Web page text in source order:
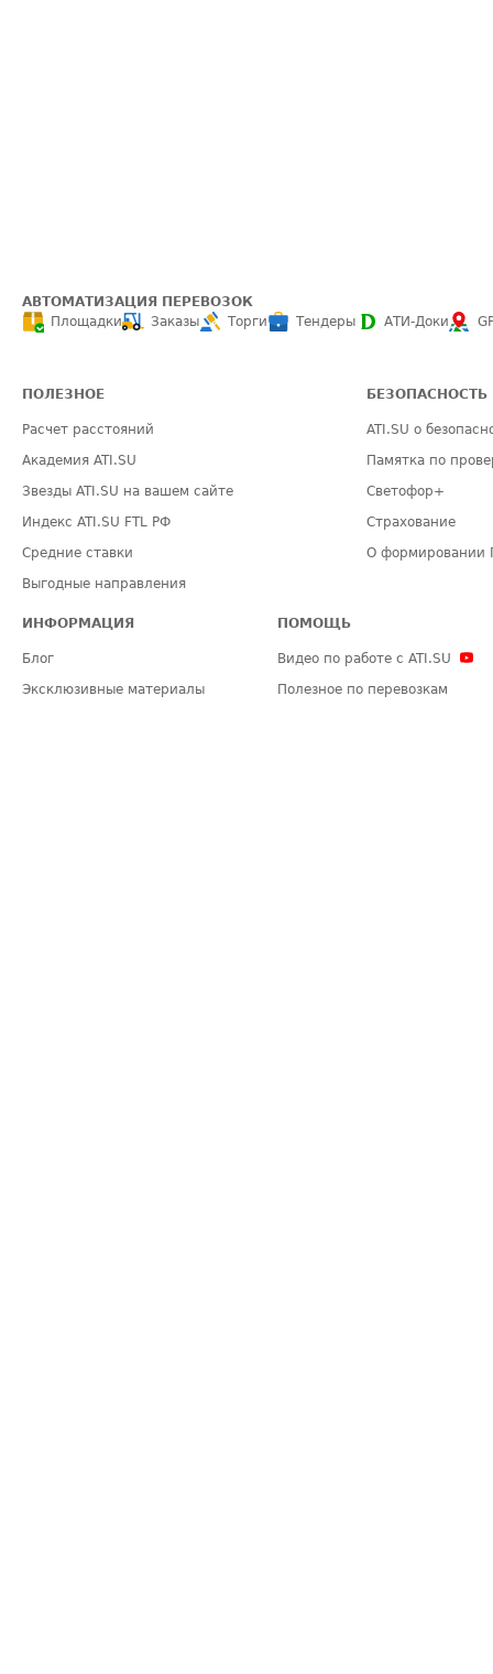
АВТОМАТИЗАЦИЯ ПЕРЕВОЗОК
Площадки
Заказы Торги Тендеры АТИ-Доки
ПОЛЕЗНОЕ
Расчет расстояний
Академия ATI.SU
Звезды ATI.SU на вашем сайте
Индекс ATI.SU FTL РФ
Средние ставки
Выгодные направления
БЕЗОПАСНОСТЬ
ATI.SU о
Памятка по
Светофор+
Страхование
О формировании
ИНФОРМАЦИЯ
Блог
Эксклюзивные материалы
ПОМОЩЬ
Видео по работе с ATI.SU
Полезное по перевозкам